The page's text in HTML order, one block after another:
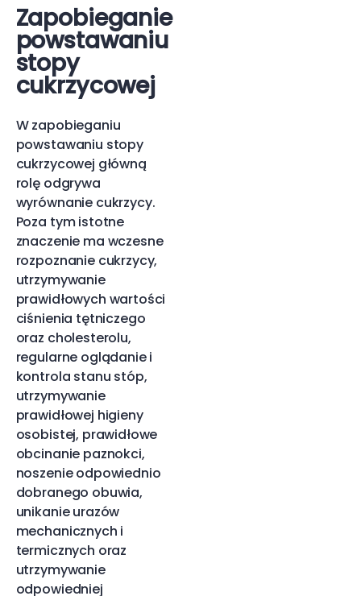
Zapobieganie
powstawaniu
stopy
cukrzycowej
W zapobieganiu
powstawaniu stopy
cukrzycowej główną
rolę odgrywa
wyrównanie cukrzycy.
Poza tym istotne
znaczenie ma wczesne
rozpoznanie cukrzycy,
utrzymywanie
prawidłowych wartości
ciśnienia tętniczego
oraz cholesterolu,
regularne oglądanie i
kontrola stanu stóp,
utrzymywanie
prawidłowej higieny
osobistej, prawidłowe
obcinanie paznokci,
noszenie odpowiednio
dobranego obuwia,
unikanie urazów
mechanicznych i
termicznych oraz
utrzymywanie
odpowiedniej